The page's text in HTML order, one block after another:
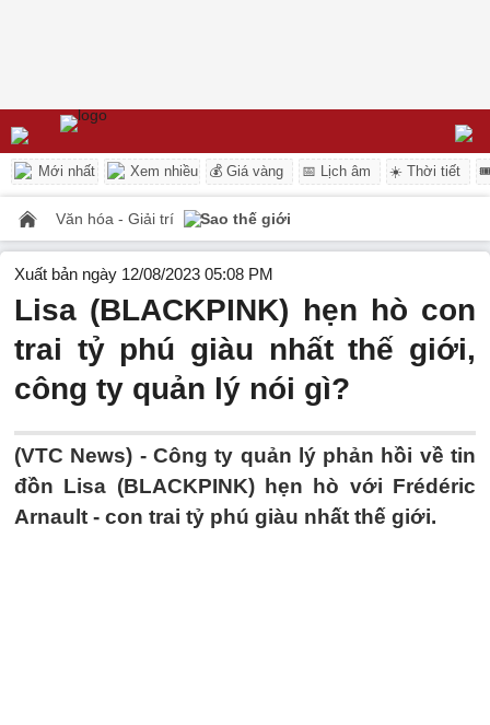
Mới nhất Xem nhiều 💰 Giá vàng 📅 Lịch âm ☀️ Thời tiết
Văn hóa - Giải trí Sao thế giới
Xuất bản ngày 12/08/2023 05:08 PM
Lisa (BLACKPINK) hẹn hò con
trai tỷ phú giàu nhất thế giới,
công ty quản lý nói gì?
(VTC News) - Công ty quản lý phản hồi về tin
đồn Lisa (BLACKPINK) hẹn hò với Frédéric
Arnault - con trai tỷ phú giàu nhất thế giới.